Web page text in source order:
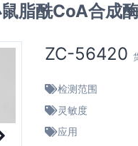
脂酰CoA合成
ZC-56420
检测范围
灵敏度
应用